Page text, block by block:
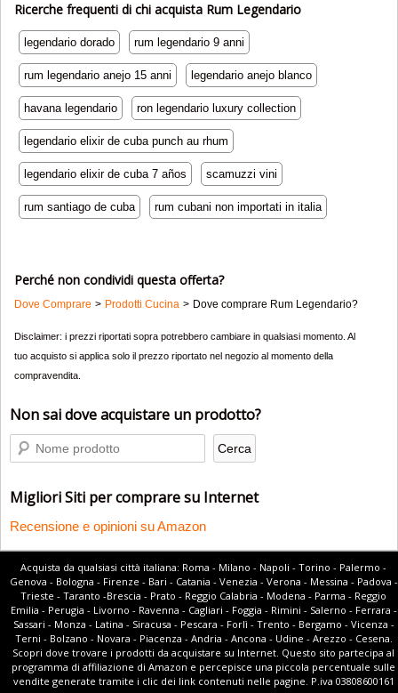
Ricerche frequenti di chi acquista Rum Legendario
legendario dorado rum legendario 9 anni
rum legendario anejo 15 anni legendario anejo blanco
havana legendario ron legendario luxury collection
legendario elixir de cuba punch au rhum
legendario elixir de cuba 7 años scamuzzi vini
rum santiago de cuba rum cubani non importati in italia
Perché non condividi questa offerta?
Dove Comprare Prodotti Cucina Dove comprare Rum Legendario?
Disclaimer: i prezzi riportati sopra potrebbero cambiare in qualsiasi momento. Al
tuo acquisto si applica solo il prezzo riportato nel negozio al momento della
compravendita.
Non sai dove acquistare un prodotto?
Migliori Siti per comprare su Internet
Recensione e opinioni su Amazon
Acquista da qualsiasi città italiana: Roma - Milano - Napoli - Torino - Palermo -
Genova - Bologna - Firenze - Bari - Catania - Venezia - Verona - Messina - Padova -
Trieste - Taranto -Brescia - Prato - Reggio Calabria - Modena - Parma - Reggio
Emilia - Perugia - Livorno - Ravenna - Cagliari - Foggia - Rimini - Salerno - Ferrara -
Sassari - Monza - Latina - Siracusa - Pescara - Forlì - Trento - Bergamo - Vicenza -
Terni - Bolzano - Novara - Piacenza - Andria - Ancona - Udine - Arezzo - Cesena.
Scopri dove trovare i prodotti da acquistare su Internet. Questo sito partecipa al
programma di affiliazione di Amazon e percepisce una piccola percentuale sulle
vendite generate tramite i clic dei link contenuti nelle pagine. P.iva 03808600161